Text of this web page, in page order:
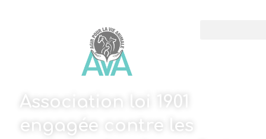
Association loi 1901
engagée contre les